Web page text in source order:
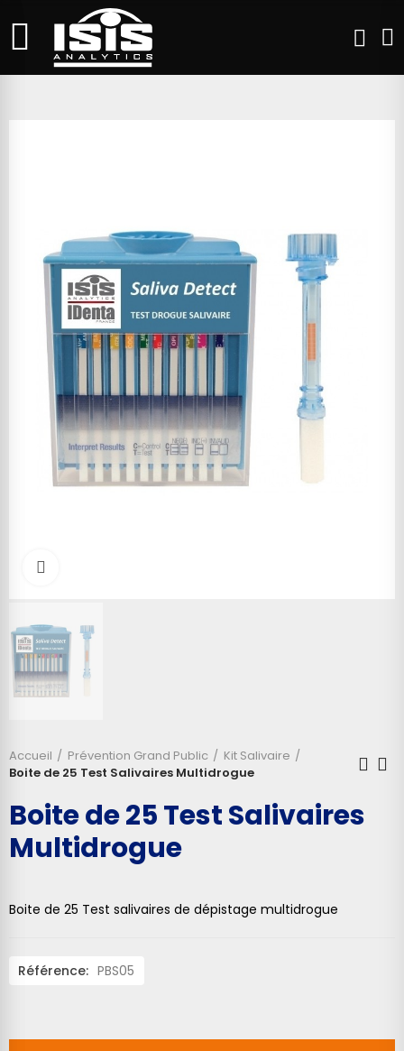
Accueil Prévention Grand Public
Kit Salivaire
Boite de 25 Test Salivaires Multidrogue
Boite de 25 Test Salivaires
Multidrogue
Boite de 25 Test salivaires de dépistage multidrogue
Référence: PBS05